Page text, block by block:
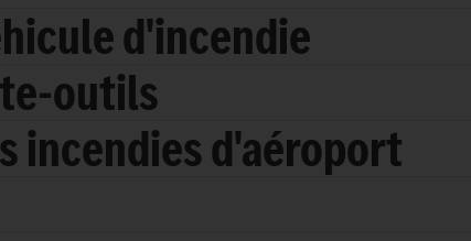
d'incendie
outils
incendies d'aéroport